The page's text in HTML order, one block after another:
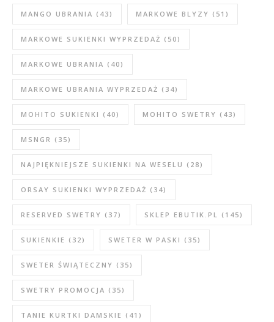
MANGO UBRANIA (43) MARKOWE BLYZY (51)
MARKOWE SUKIENKI WYPRZEDAŻ (50)
MARKOWE UBRANIA (40)
MARKOWE UBRANIA WYPRZEDAŻ (34)
MOHITO SUKIENKI (40) MOHITO SWETRY (43)
MSNGR (35)
NAJPIĘKNIEJSZE SUKIENKI NA WESELU (28)
ORSAY SUKIENKI WYPRZEDAŻ (34)
RESERVED SWETRY (37) SKLEP EBUTIK.PL (145)
SUKIENKIE (32) SWETER W PASKI (35)
SWETER ŚWIĄTECZNY (35)
SWETRY PROMOCJA (35)
TANIE KURTKI DAMSKIE (41)